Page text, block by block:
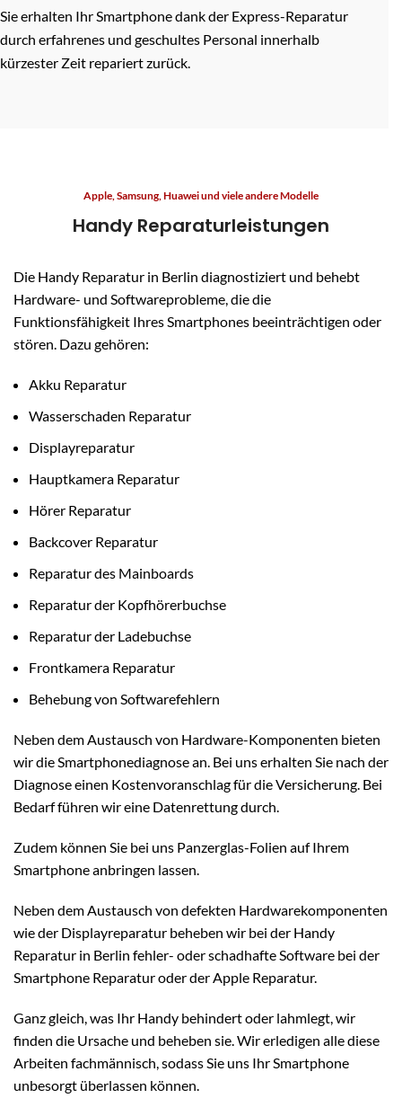
Sie erhalten Ihr Smartphone dank der Express-Reparatur
durch erfahrenes und geschultes Personal innerhalb
kürzester Zeit repariert zurück.
Apple, Samsung, Huawei und viele andere Modelle
Handy Reparaturleistungen
Die Handy Reparatur in Berlin diagnostiziert und behebt
Hardware- und Softwareprobleme, die die
Funktionsfähigkeit Ihres Smartphones beeinträchtigen oder
stören. Dazu gehören:
Akku Reparatur
Wasserschaden Reparatur
Displayreparatur
Hauptkamera Reparatur
Hörer Reparatur
Backcover Reparatur
Reparatur des Mainboards
Reparatur der Kopfhörerbuchse
Reparatur der Ladebuchse
Frontkamera Reparatur
Behebung von Softwarefehlern
Neben dem Austausch von Hardware-Komponenten bieten
wir die Smartphonediagnose an. Bei uns erhalten Sie nach der
Diagnose einen Kostenvoranschlag für die Versicherung. Bei
Bedarf führen wir eine Datenrettung durch.
Zudem können Sie bei uns Panzerglas-Folien auf Ihrem
Smartphone anbringen lassen.
Neben dem Austausch von defekten Hardwarekomponenten
wie der Displayreparatur beheben wir bei der Handy
Reparatur in Berlin fehler- oder schadhafte Software bei der
Smartphone Reparatur oder der Apple Reparatur.
Ganz gleich, was Ihr Handy behindert oder lahmlegt, wir
finden die Ursache und beheben sie. Wir erledigen alle diese
Arbeiten fachmännisch, sodass Sie uns Ihr Smartphone
unbesorgt überlassen können.